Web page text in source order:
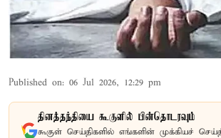
Published on: 06 Jul 2026, 12:29 pm
தினத்தந்தியை கூகுளில் பின்தொடரவும்
கூகுள் செய்திகளில் எங்களின் முக்கியச்